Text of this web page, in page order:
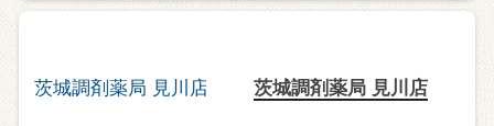
茨城調剤薬局 見川店